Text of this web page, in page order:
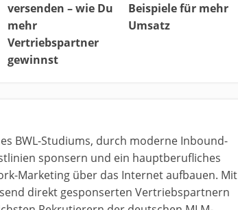
versenden – wie Du
mehr
Vertriebspartner
gewinnst
Beispiele für mehr
Umsatz
BWL-Studiums, durch moderne Inbound-
sponsern und ein hauptberufliches
Marketing über das Internet aufbauen. Mit
direkt gesponserten Vertriebspartnern